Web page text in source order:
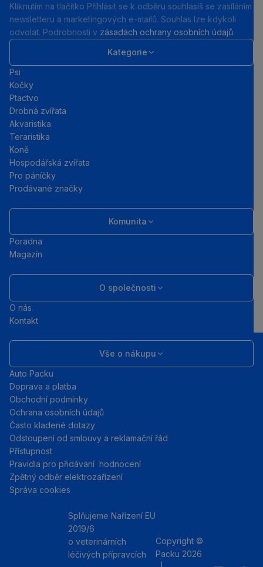
Kliknutím na tlačítko Příhlásit se k odběru souhlasíš se zasíláním
newsletteru a marketingových e-mailů. Souhlas lze kdykoli
odvolat. Podrobnosti v zásadách ochrany osobních údajů.
Kategorie
Psi
Kočky
Ptactvo
Drobná zvířata
Akvaristika
Teraristika
Koně
Hospodářská zvířata
Pro páníčky
Prodávané značky
Komunita
Poradna
Magazín
O společnosti
O nás
Kontakt
Vše o nákupu
Auto Packu
Doprava a platba
Obchodní podmínky
Ochrana osobních údajů
Často kladené dotazy
Odstoupení od smlouvy a reklamační řád
Přístupnost
Pravidla pro přidávání hodnocení
Zpětný odběr elektrozařízení
Správa cookies
Splňujeme Nařízení EU
2019/6
o veterinárních
léčivých přípravcích
Copyright ©
Packu 2026